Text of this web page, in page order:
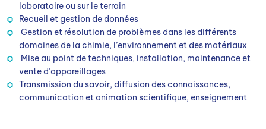
laboratoire ou sur le terrain
Recueil et gestion de données
Gestion et résolution de problèmes dans les différents
domaines de la chimie, l’environnement et des matériaux
Mise au point de techniques, installation, maintenance et
vente d’appareillages
Transmission du savoir, diffusion des connaissances,
communication et animation scientifique, enseignement